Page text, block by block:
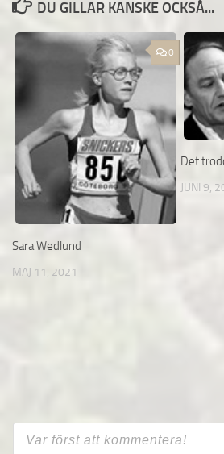
DU GILLAR KANSKE OCKSÅ...
0
Sara Wedlund
MAJ 11, 2021
Det
JUNI 9,